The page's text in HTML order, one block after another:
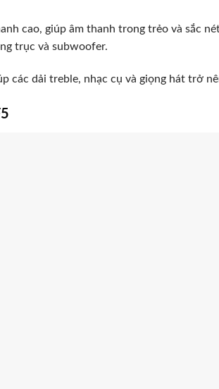
cao, giúp âm thanh trong trẻo và sắc
trục và subwoofer.
các dải treble, nhạc cụ và giọng hát trở